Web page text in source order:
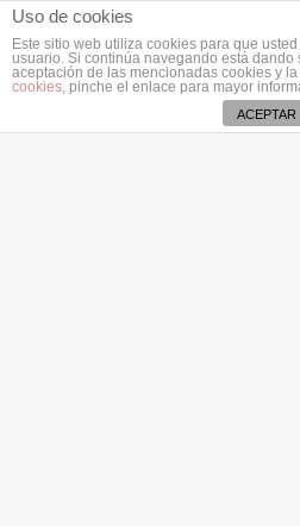
Uso de cookies
Este sitio web utiliza cookies para que
usuario. Si continúa navegando está dando
aceptación de las mencionadas cookies y
cookies, pinche el enlace para mayor
ACEPTAR